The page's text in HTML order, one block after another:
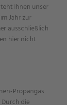
Ihnen unser
Jahr zur
ausschließlich
hier nicht
Propangas
die